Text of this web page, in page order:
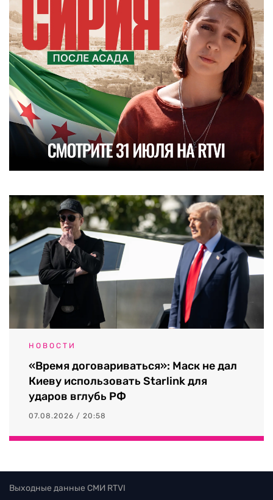
НОВОСТИ
«Время договариваться»: Маск не дал
Киеву использовать Starlink для
ударов вглубь РФ
07.08.2026 / 20:58
Выходные данные СМИ RTVI